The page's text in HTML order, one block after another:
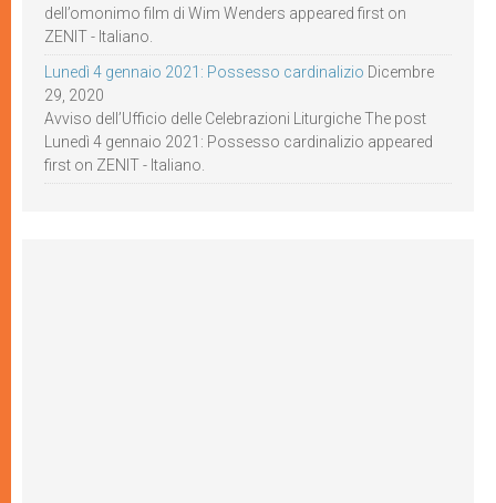
dell’omonimo film di Wim Wenders appeared first on
ZENIT - Italiano.
Lunedì 4 gennaio 2021: Possesso cardinalizio Dicembre
29, 2020
Avviso dell’Ufficio delle Celebrazioni Liturgiche The post
Lunedì 4 gennaio 2021: Possesso cardinalizio appeared
first on ZENIT - Italiano.